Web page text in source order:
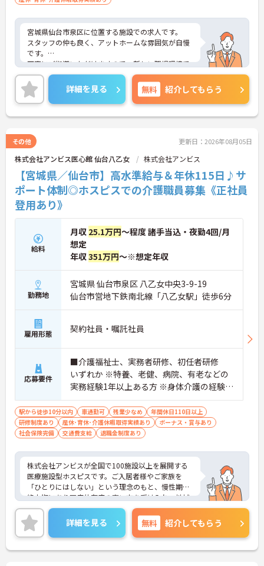
宮城県仙台市泉区に位置する施設での求人です。
スタッフの仲も良く、アットホームな雰囲気が自慢
です。
丁寧にご指導いただけますので、新しい職場環境で
も安心してご就業していただけます。
ご興味ある方には、面接対策ポイントなど、詳細を
お話しいたしますのでお気軽にご相談ください。
詳細を見る 無料 紹介してもらう
その他 更新日：2026年08月05日
株式会社アンビス医心館 仙台八乙女 株式会社アンビス
【宮城県／仙台市】高水準給与＆年休115日♪サ
ポート体制◎ホスピスでの介護職員募集《正社員
登用あり》
給料
月収 25.1万円～程度 諸手当込・夜勤4回/月
想定
年収351万円～※想定年収
勤務地
宮城県 仙台市泉区 八乙女中央3-9-19
仙台市営地下鉄南北線「八乙女駅」徒歩6分
雇用形態 契約社員・嘱託社員
応募要件
■介護福祉士、実務者研修、初任者研修
いずれか ※特養、老健、病院、有老などの
実務経験1年以上ある方 ※身体介護の経験年
以上ある方、機械浴の使用の経験のある方
歓迎
駅から徒歩10分以内 車通勤可 残業少なめ
年間休日110日以上
研修制度あり
産休･育休･介護休暇取得実績あり
ボーナス・賞与あり
社会保険完備
交通費支給 退職金制度あり
株式会社アンビスが全国で100施設以上を展開する
医療施設型ホスピスです。ご入居者様やご家族を
「ひとりにはしない」という理念のもと、慢性期や
終末期にあり医療依存度の高い方を受け入れ、地域
医療を支える社会的意義の高い事業を推進していま
す。現場には看護師が24時間常駐しています。急変
時の対応や医療行為は看護師が担当するため、初任
者研修や実務者研修の方も食事介助や入浴介助など
の生活を支えるケアに専念できる環境です。多職種
詳細を見る 無料 紹介してもらう